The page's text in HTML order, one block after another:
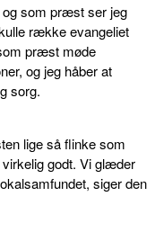
som præst ser jeg
række evangeliet
præst møde
og jeg håber at
sorg.
lige så flinke som
godt. Vi glæder
siger den